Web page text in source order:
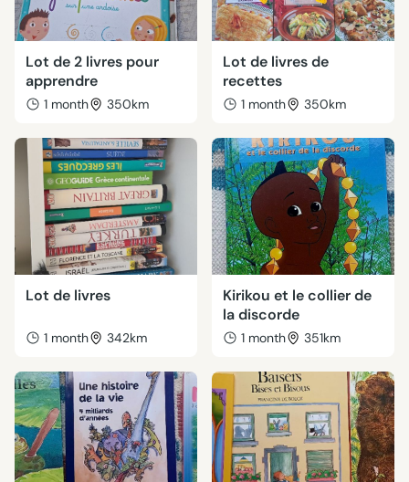
Lot de 2 livres pour
apprendre
1 month 350km
Lot de livres de
recettes
1 month 350km
Lot de livres
1 month 342km
Kirikou et le collier de
la discorde
1 month 351km